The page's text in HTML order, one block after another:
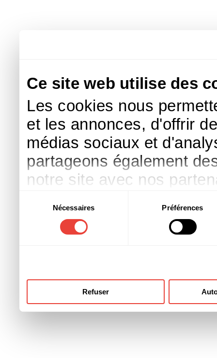
Ce site web utilise des
Les cookies nous
et les annonces, d'offrir
médias sociaux et
partageons également
notre site avec nos
d'autres informations
ont collectées lors de
consentement
Nécessaires Préférences
Refuser